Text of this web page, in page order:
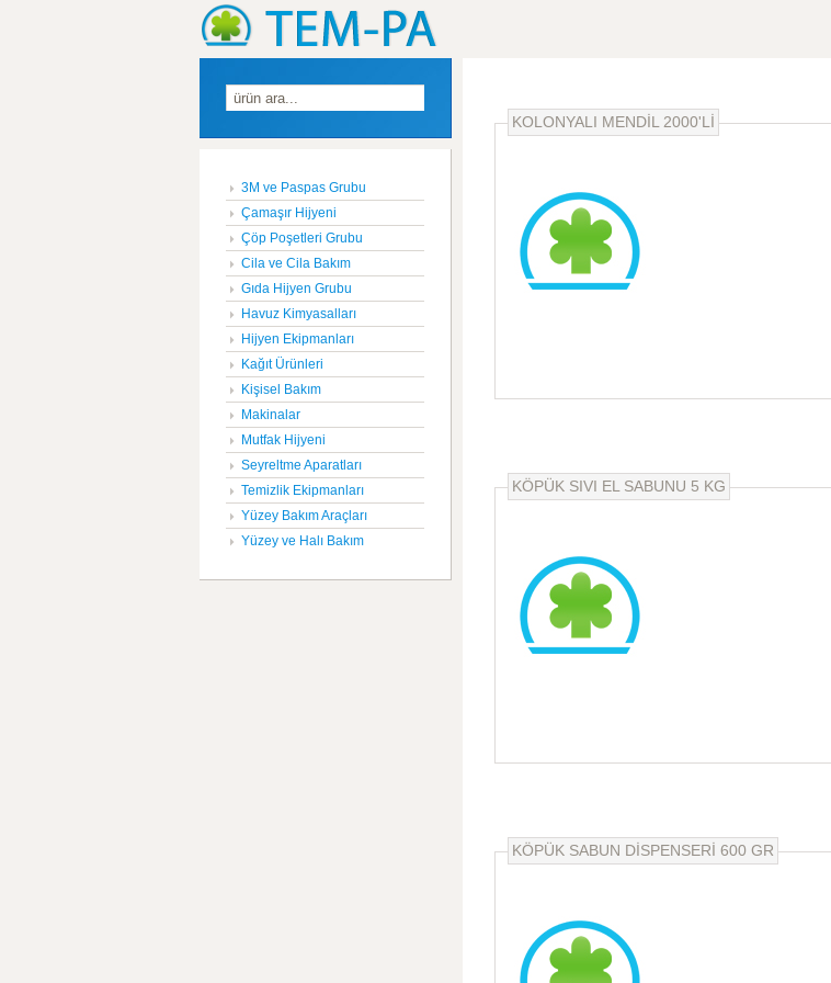
3M ve Paspas Grubu
Çamaşır Hijyeni
Çöp Poşetleri Grubu
Cila ve Cila Bakım
Gıda Hijyen Grubu
Havuz Kimyasalları
Hijyen Ekipmanları
Kağıt Ürünleri
Kişisel Bakım
Makinalar
Mutfak Hijyeni
Seyreltme Aparatları
Temizlik Ekipmanları
Yüzey Bakım Araçları
Yüzey ve Halı Bakım
KOLONYALI MENDİL 2000'Lİ
KÖPÜK SIVI EL SABUNU 5 KG
KÖPÜK SABUN DİSPENSERİ 600 GR